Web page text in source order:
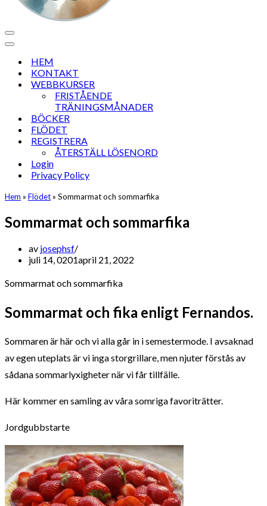
Navigeringsmeny
Navigeringsmeny
HEM
KONTAKT
WEBBKURSER
FRISTÅENDE
TRÄNINGSMÅNADER
BÖCKER
FLÖDET
REGISTRERA
ÅTERSTÄLL LÖSENORD
Login
Privacy Policy
Hem » Flödet» Sommarmat och sommarfika
Sommarmat och sommarfika
av josephsf
juli 14, 0201april 21, 2022
Sommarmat och sommarfika
Sommarmat och fika enligt Fernandos.
Sommaren är här och vi alla går in i semestermode. I avsaknad
av egen uteplats är vi inga storgrillare, men njuter förstås av
sådana sommarlyxigheter när vi får tillfälle.
Här kommer en samling av våra somriga favoriträtter.
Jordgubbstarte